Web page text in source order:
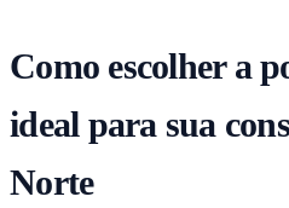
Como escolher a
ideal para sua
Norte